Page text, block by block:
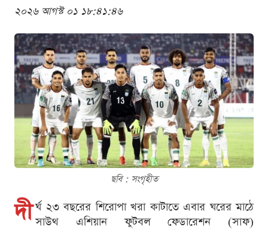
২০২৬ আগস্ট ০১ ১৮:৪১:৪৬
ছবি : সংগৃহীত
দী র্ঘ ২৩ বছরের শিরোপা খরা কাটাতে এবার ঘরের মাঠে
সাউথ এশিয়ান ফুটবল ফেডারেশন (সাফ)